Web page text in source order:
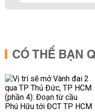
CÓ THỂ BẠN